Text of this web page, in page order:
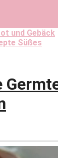
und Gebäck
Süßes